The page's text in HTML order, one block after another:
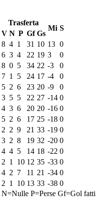
Trasferta
Mi S
V N P Gf Gs
8 4 1 31 10 13 0
6 3 4 22 19 3
0
8 0 5 34 22 -3
0
7 1 5 24 17 -4
0
5 2 6 23 20 -9
0
3 5 5 22 27 -14 0
4 3 6 20 20 -16 0
5 2 6 17 25 -18 0
2 2 9 21 33 -19 0
3 2 8 19 32 -20 0
4 4 5 14 18 -22 0
2 1 10 12 35 -33 0
4 2 7 11 21 -34 0
2 1 10 13 33 -38 0
N=Nulle P=Perse Gf=Gol fatti